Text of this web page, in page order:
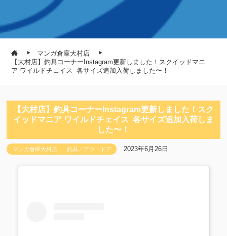
マンガ倉庫大村店
【大村店】釣具コーナーInstagram更新しました！⁡スクイッドマニ
ア ワイルドチェイス⁡ ⁡⁡ ⁡各サイズ追加入荷しました〜！⁡
【大村店】釣具コーナーInstagram更新しました！⁡スク
イッドマニア ワイルドチェイス⁡ ⁡⁡ ⁡各サイズ追加入荷しま
した〜！⁡
マンガ倉庫大村店 釣具／アウトドア 2023年6月26日